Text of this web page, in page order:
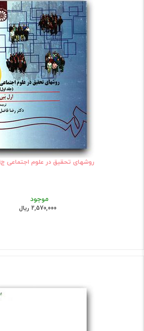
روشهای تحقیق در علوم اجتماعی ج1 (587)
موجود
2,570,000 ریال